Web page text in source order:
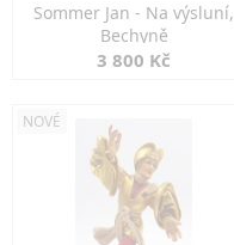
Sommer Jan - Na výsluní,
Bechyně
3 800 Kč
NOVÉ